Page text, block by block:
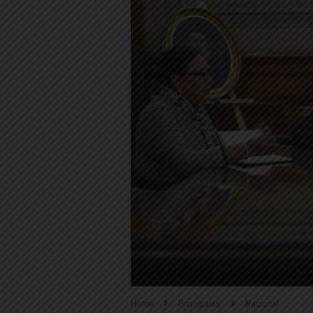
Home Principales Nacional